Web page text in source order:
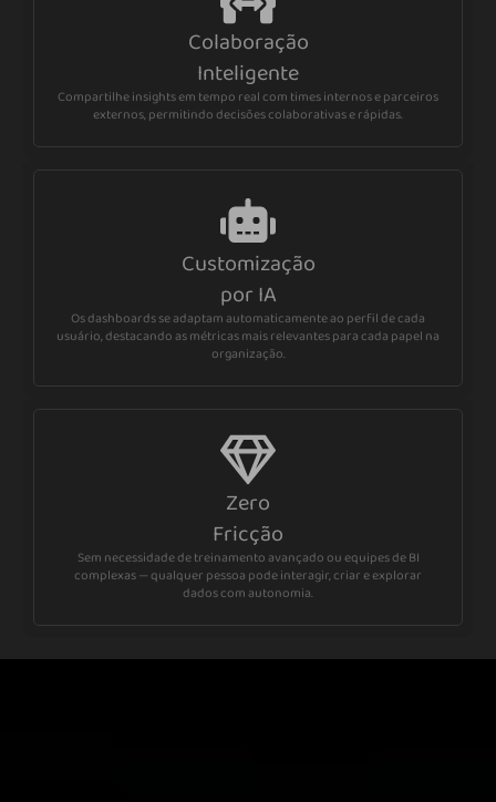
Colaboração
Inteligente
Compartilhe insights em tempo real com times internos e parceiros
externos, permitindo decisões colaborativas e rápidas.
Customização
por IA
Os dashboards se adaptam automaticamente ao perfil de cada
usuário, destacando as métricas mais relevantes para cada papel na
organização.
Zero
Fricção
Sem necessidade de treinamento avançado ou equipes de BI
complexas — qualquer pessoa pode interagir, criar e explorar
dados com autonomia.